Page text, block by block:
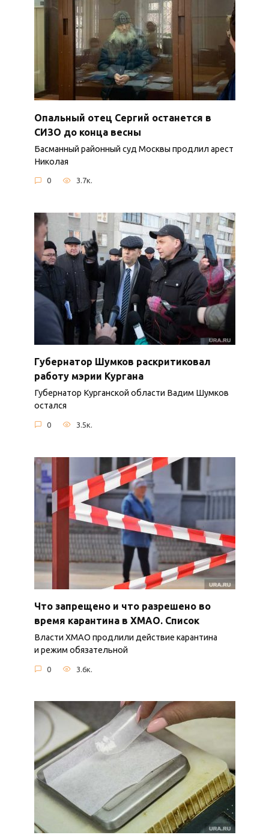
Опальный отец Сергий останется в
СИЗО до конца весны
Басманный районный суд Москвы продлил арест
Николая
0 3.7к.
Губернатор Шумков раскритиковал
работу мэрии Кургана
Губернатор Курганской области Вадим Шумков
остался
0 3.5к.
Что запрещено и что разрешено во
время карантина в ХМАО. Список
Власти ХМАО продлили действие карантина
и режим обязательной
0 3.6к.